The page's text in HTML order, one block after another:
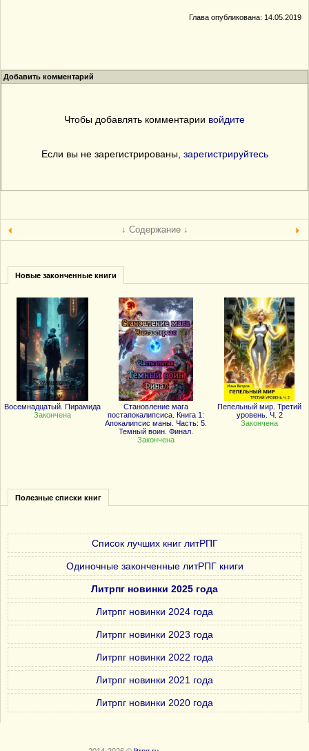
Глава опубликована: 14.05.2019
Добавить комментарий
Чтобы добавлять комментарии войдите
Если вы не зарегистрированы, зарегистрируйтесь
↓ Содержание ↓
Новые законченные книги
Восемнадцатый. Пирамида
Закончена
Становление мага
постапокалипсиса. Книга 1:
Апокалипсис маны. Часть: 5.
Темный воин. Финал.
Закончена
Пепельный мир. Третий
уровень. Ч. 2
Закончена
Полезные списки книг
Список лучших книг литРПГ
Одиночные законченные литРПГ книги
Литрпг новинки 2025 года
Литрпг новинки 2024 года
Литрпг новинки 2023 года
Литрпг новинки 2022 года
Литрпг новинки 2021 года
Литрпг новинки 2020 года